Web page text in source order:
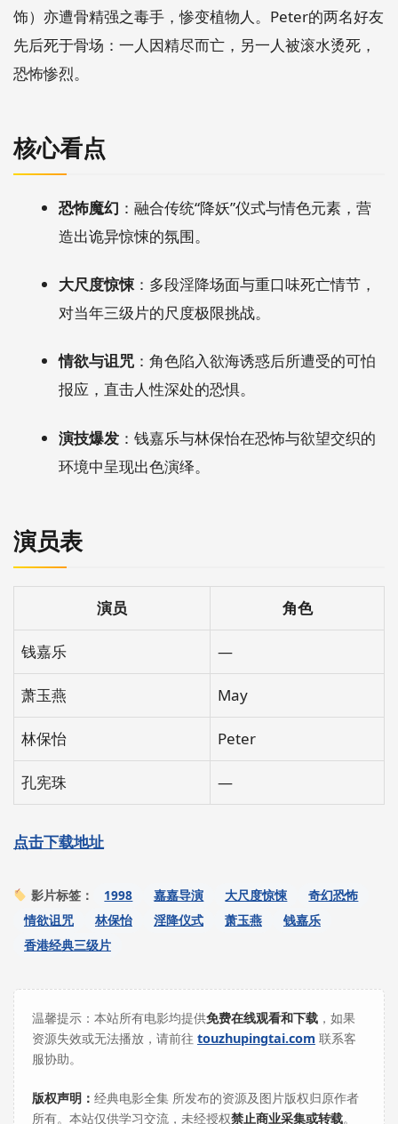
饰）亦遭骨精强之毒手，惨变植物人。Peter的两名好友
先后死于骨场：一人因精尽而亡，另一人被滚水烫死，
恐怖惨烈。
核心看点
恐怖魔幻 ：融合传统“降妖”仪式与情色元素，营
造出诡异惊悚的氛围。
大尺度惊悚：多段淫降场面与重口味死亡情节，
对当年三级片的尺度极限挑战。
情欲与诅咒 ：角色陷入欲海诱惑后所遭受的可怕
报应，直击人性深处的恐惧。
演技爆发 ：钱嘉乐与林保怡在恐怖与欲望交织的
环境中呈现出色演绎。
演员表
演员 角色
钱嘉乐 —
萧玉燕 May
林保怡 Peter
孔宪珠 —
点击下载地址
影片标签： 1998 嘉嘉导演 大尺度惊悚
奇幻恐怖
情欲诅咒
林保怡 淫降仪式 萧玉燕
钱嘉乐
香港经典三级片
温馨提示：本站所有电影均提供免费在线观看和下载 ，如果
资源失效或无法播放，请前往 touzhupingtai.com 联系客
服协助。
版权声明： 经典电影全集 所发布的资源及图片版权归原作者
所有。本站仅供学习交流，未经授权禁止商业采集或转载。